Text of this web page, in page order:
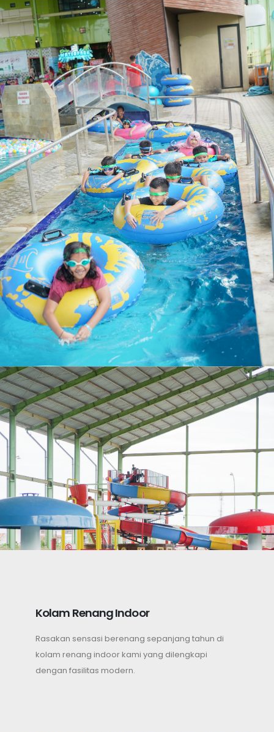
Kolam Renang Indoor
Rasakan sensasi berenang sepanjang tahun di
kolam renang indoor kami yang dilengkapi
dengan fasilitas modern.